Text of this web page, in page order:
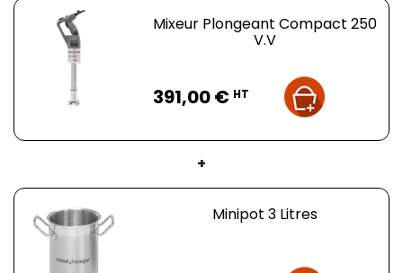
La vitesse de rotation du couteau est variable de
2300
à 9600 tr/min
grâce au bouton situé sur la poignée.
Cette poignée est d'ailleurs spécialement étudiée pour
une excellente prise en main et un travail sans fatigue.
Les accessoires compatibles sont disponibles ici
:accessoires pour Mixeur Plongeant Robot-Coupe.
Mixeur Plongeant Compact 250
V.V
391,00 € HT
+
Minipot 3 Litres